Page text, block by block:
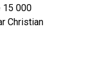
15 000
Christian